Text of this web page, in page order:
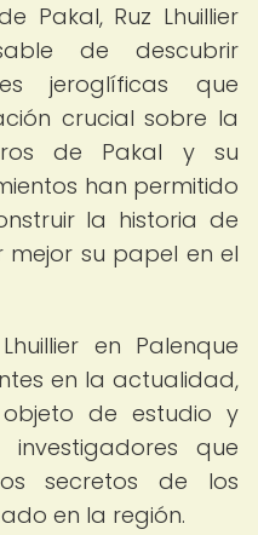
Pakal, Ruz Lhuillier
de descubrir
jeroglíficas que
crucial sobre la
de Pakal y su
han permitido
la historia de
su papel en el
en Palenque
en la actualidad,
de estudio y
que
secretos de los
en la región.